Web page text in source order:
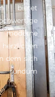
bietet
dem sich
rundum